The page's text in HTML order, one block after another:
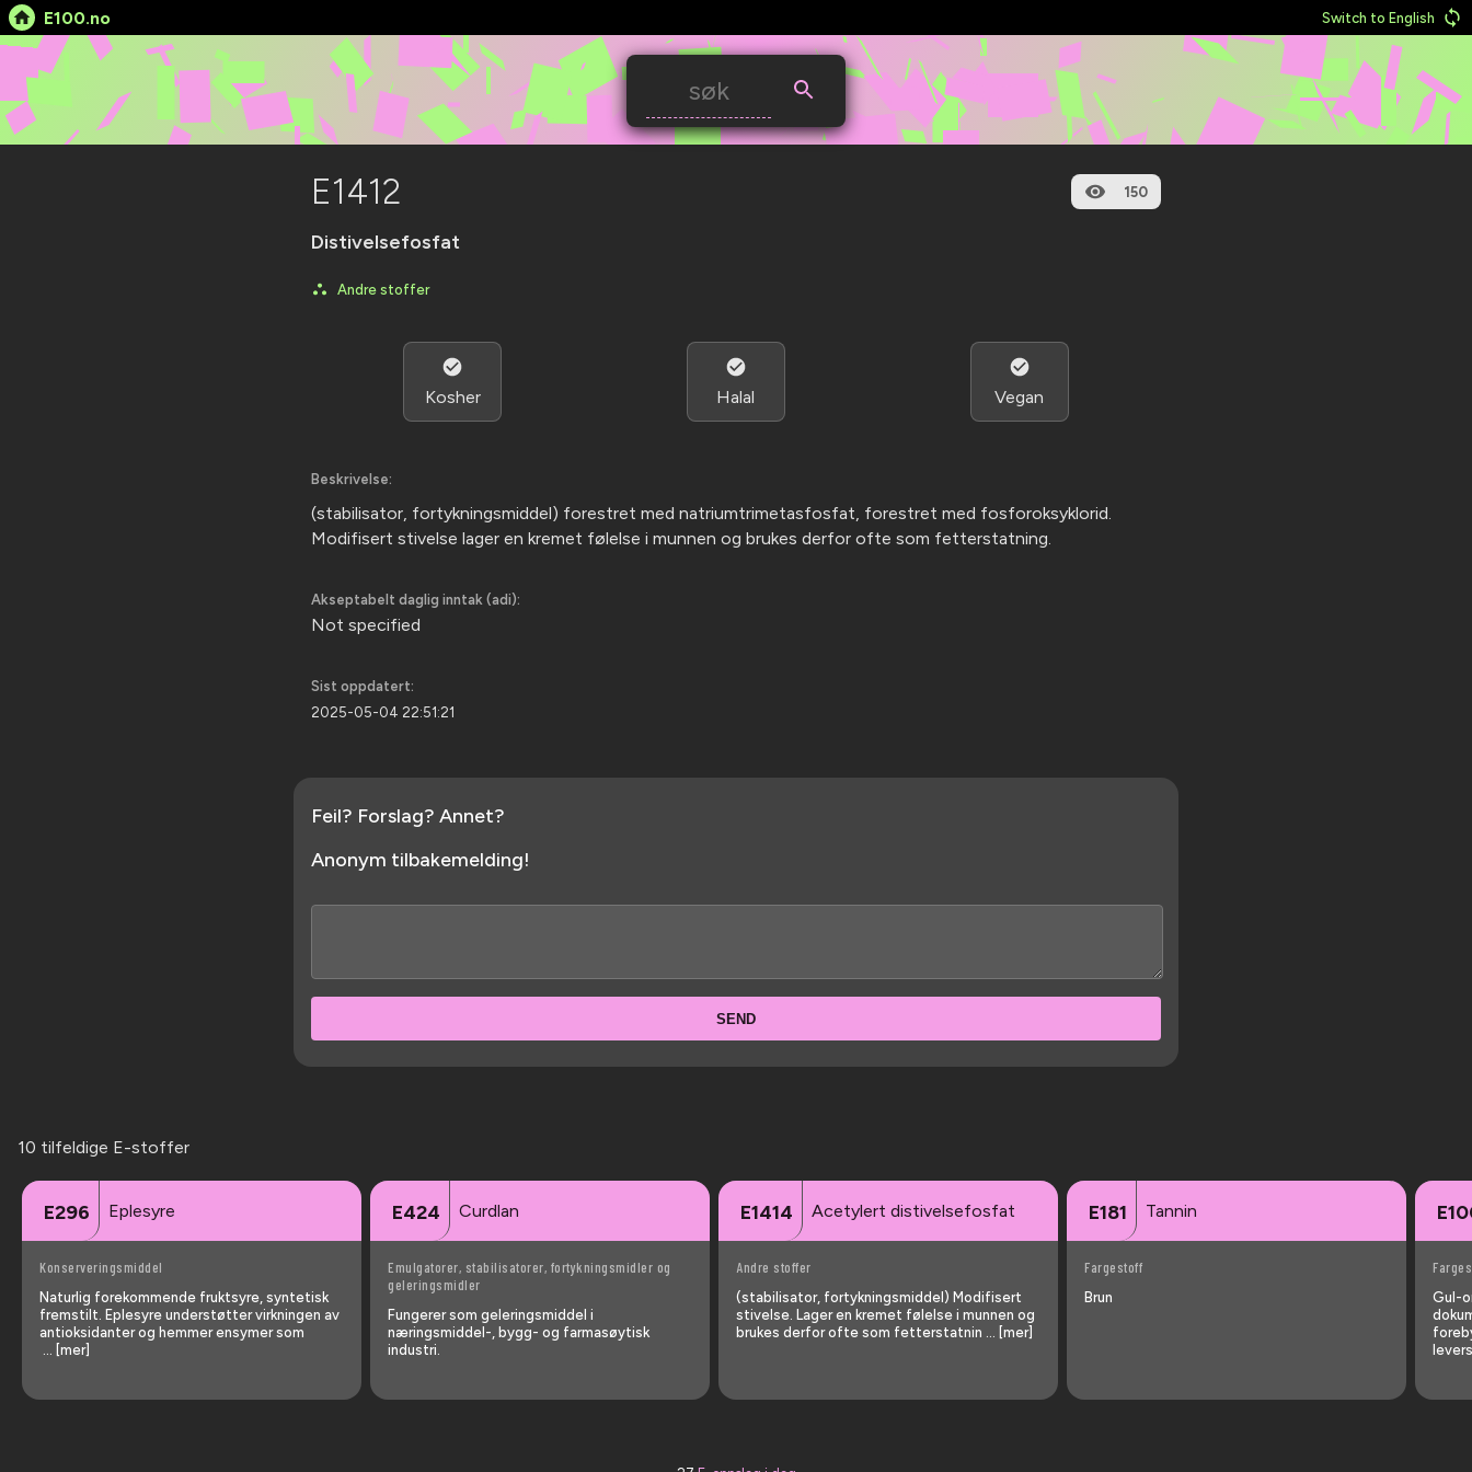
E100.no Switch to English
E1412 150
Distivelsefosfat
Andre stoffer
Kosher Halal Vegan
Beskrivelse:
(stabilisator, fortykningsmiddel) forestret med natriumtrimetasfosfat, forestret med fosforoksyklorid.
Modifisert stivelse lager en kremet følelse i munnen og brukes derfor ofte som fetterstatning.
Akseptabelt daglig inntak (adi):
Not specified
Sist oppdatert:
2025-05-04 22:51:21
Feil? Forslag? Annet?
Anonym tilbakemelding!
SEND
10 tilfeldige E-stoffer
E296 Eplesyre
Konserveringsmiddel
Naturlig forekommende fruktsyre, syntetisk
fremstilt. Eplesyre understøtter virkningen av
antioksidanter og hemmer ensymer som
… [mer]
E424 Curdlan
Emulgatorer, stabilisatorer, fortykningsmidler og
geleringsmidler
Fungerer som gelerings­middel i
næringsmiddel-, bygg- og farmasøytisk
industri.
E1414 Acetylert distivelsefosfat
Andre stoffer
(stabilisator, fortykningsmiddel) Modifisert
stivelse. Lager en kremet følelse i munnen og
brukes derfor ofte som fetterstatnin … [mer]
E181 Tannin
Fargestoff
Brun
Gul-